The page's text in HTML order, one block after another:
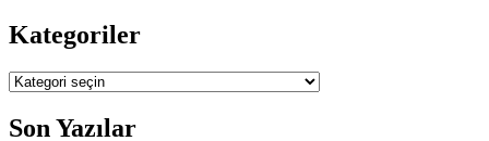
Kategoriler
Kategoriler
Son Yazılar